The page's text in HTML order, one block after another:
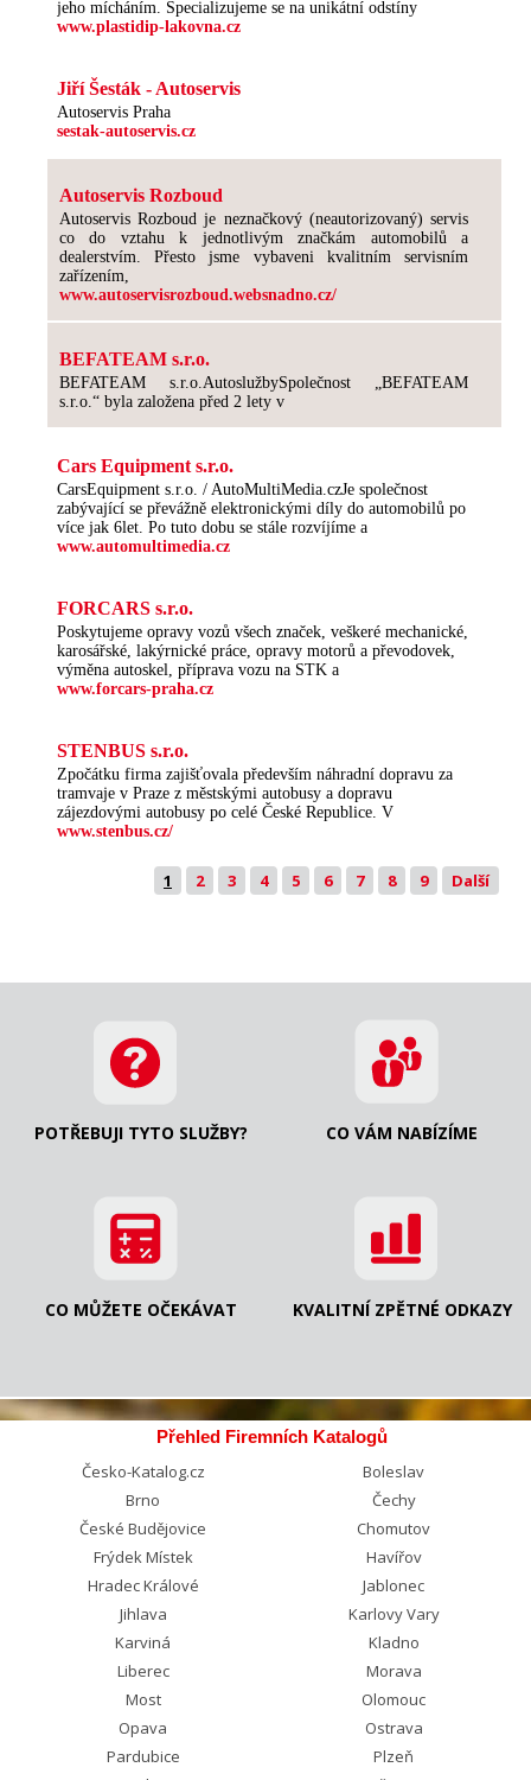
jeho mícháním. Specializujeme se na unikátní odstíny
www.plastidip-lakovna.cz
Jiří Šesták - Autoservis
Autoservis Praha
sestak-autoservis.cz
Autoservis Rozboud
Autoservis Rozboud je neznačkový (neautorizovaný) servis
co do vztahu k jednotlivým značkám automobilů a
dealerstvím. Přesto jsme vybaveni kvalitním servisním
zařízením,
www.autoservisrozboud.websnadno.cz/
BEFATEAM s.r.o.
BEFATEAM s.r.o.AutoslužbySpolečnost „BEFATEAM
s.r.o.“ byla založena před 2 lety v
Cars Equipment s.r.o.
CarsEquipment s.r.o. / AutoMultiMedia.czJe společnost
zabývající se převážně elektronickými díly do automobilů po
více jak 6let. Po tuto dobu se stále rozvíjíme a
www.automultimedia.cz
FORCARS s.r.o.
Poskytujeme opravy vozů všech značek, veškeré mechanické,
karosářské, lakýrnické práce, opravy motorů a převodovek,
výměna autoskel, příprava vozu na STK a
www.forcars-praha.cz
STENBUS s.r.o.
Zpočátku firma zajišťovala především náhradní dopravu za
tramvaje v Praze z městskými autobusy a dopravu
zájezdovými autobusy po celé České Republice. V
www.stenbus.cz/
1 2 3 4 5 6 7 8 9 Další
POTŘEBUJI TYTO SLUŽBY? CO VÁM NABÍZÍME
CO MŮŽETE OČEKÁVAT KVALITNÍ ZPĚTNÉ ODKAZY
Přehled Firemních Katalogů
Česko-Katalog.cz
Boleslav
Brno
Čechy
České Budějovice
Chomutov
Frýdek Místek
Havířov
Hradec Králové
Jablonec
Jihlava
Karlovy Vary
Karviná
Kladno
Liberec
Morava
Most
Olomouc
Opava
Ostrava
Pardubice
Plzeň